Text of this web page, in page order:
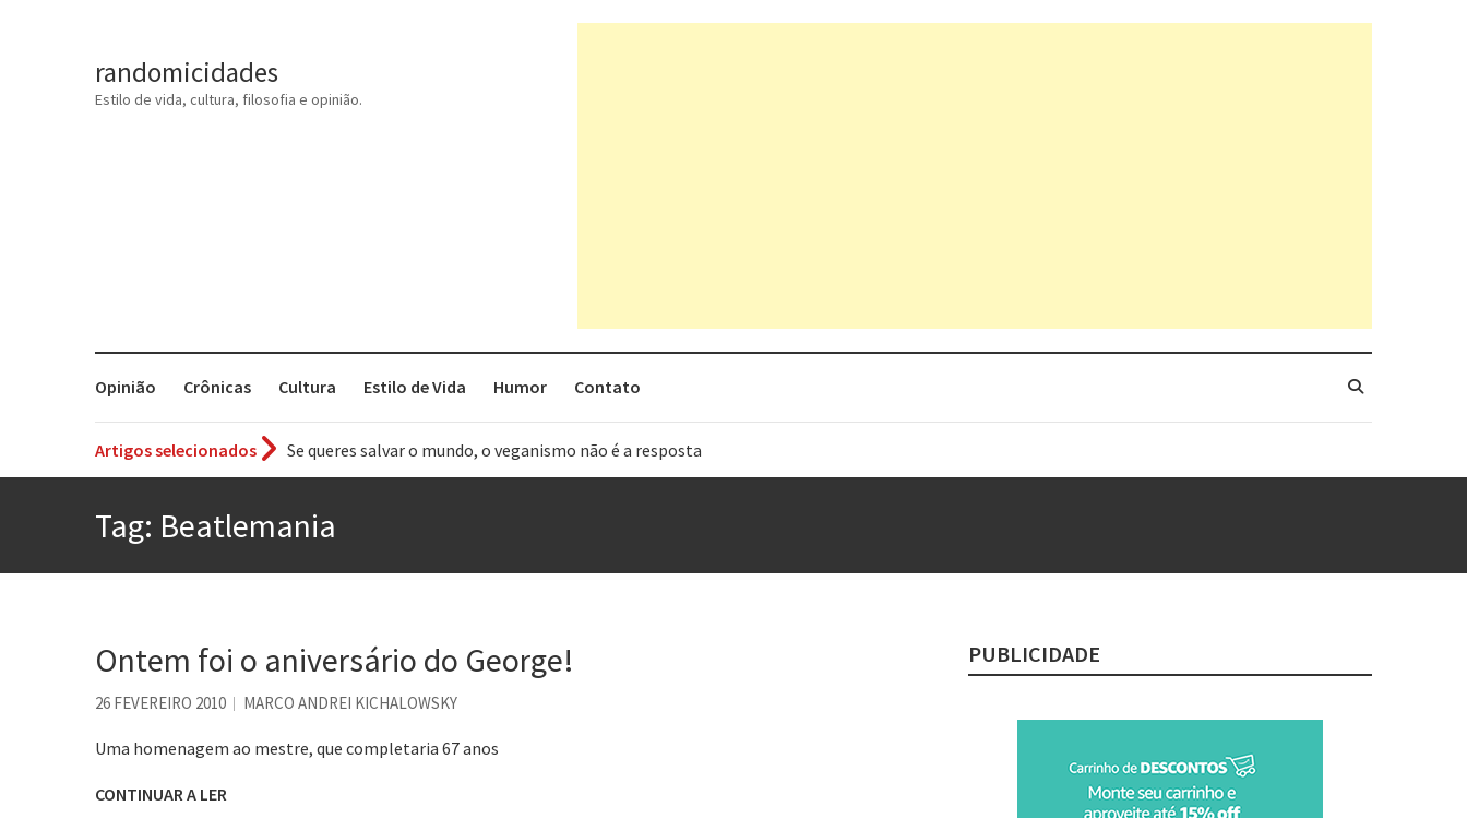
randomicidades
Estilo de vida, cultura, filosofia e opinião.
Opinião Crônicas Cultura Estilo de Vida Humor Contato
Artigos selecionados
Se queres salvar o mundo, o veganismo não é a resposta
A construção da urbanidade
Aprender a fracassar é o segredo do sucesso
Esse tal de Rock Gaúcho
Tag: Beatlemania
Ontem foi o aniversário do George!
26 FEVEREIRO 2010 MARCO ANDREI KICHALOWSKY
Uma homenagem ao mestre, que completaria 67 anos
CONTINUAR A LER
PUBLICIDADE